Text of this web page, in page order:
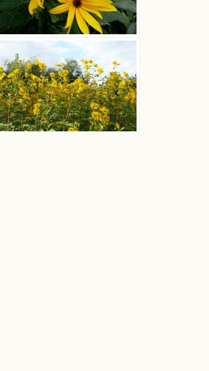
Słonecznik bulwiasty
Ludwik Polak